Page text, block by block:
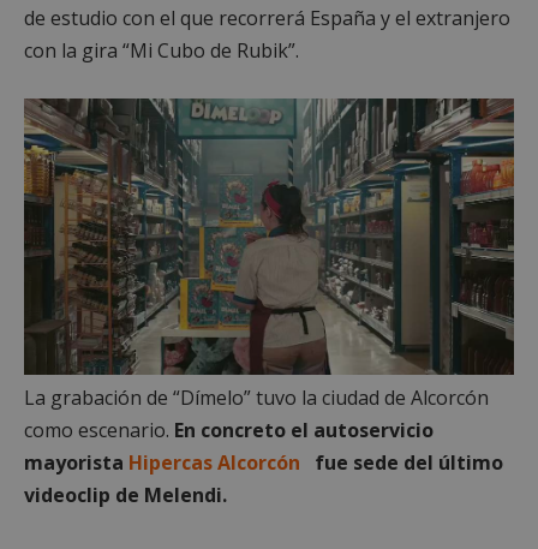
de estudio con el que recorrerá España y el extranjero
con la gira “Mi Cubo de Rubik”.
La grabación de “Dímelo” tuvo la ciudad de Alcorcón
como escenario. En concreto el autoservicio
mayorista Hipercas Alcorcón fue sede del último
videoclip de Melendi.